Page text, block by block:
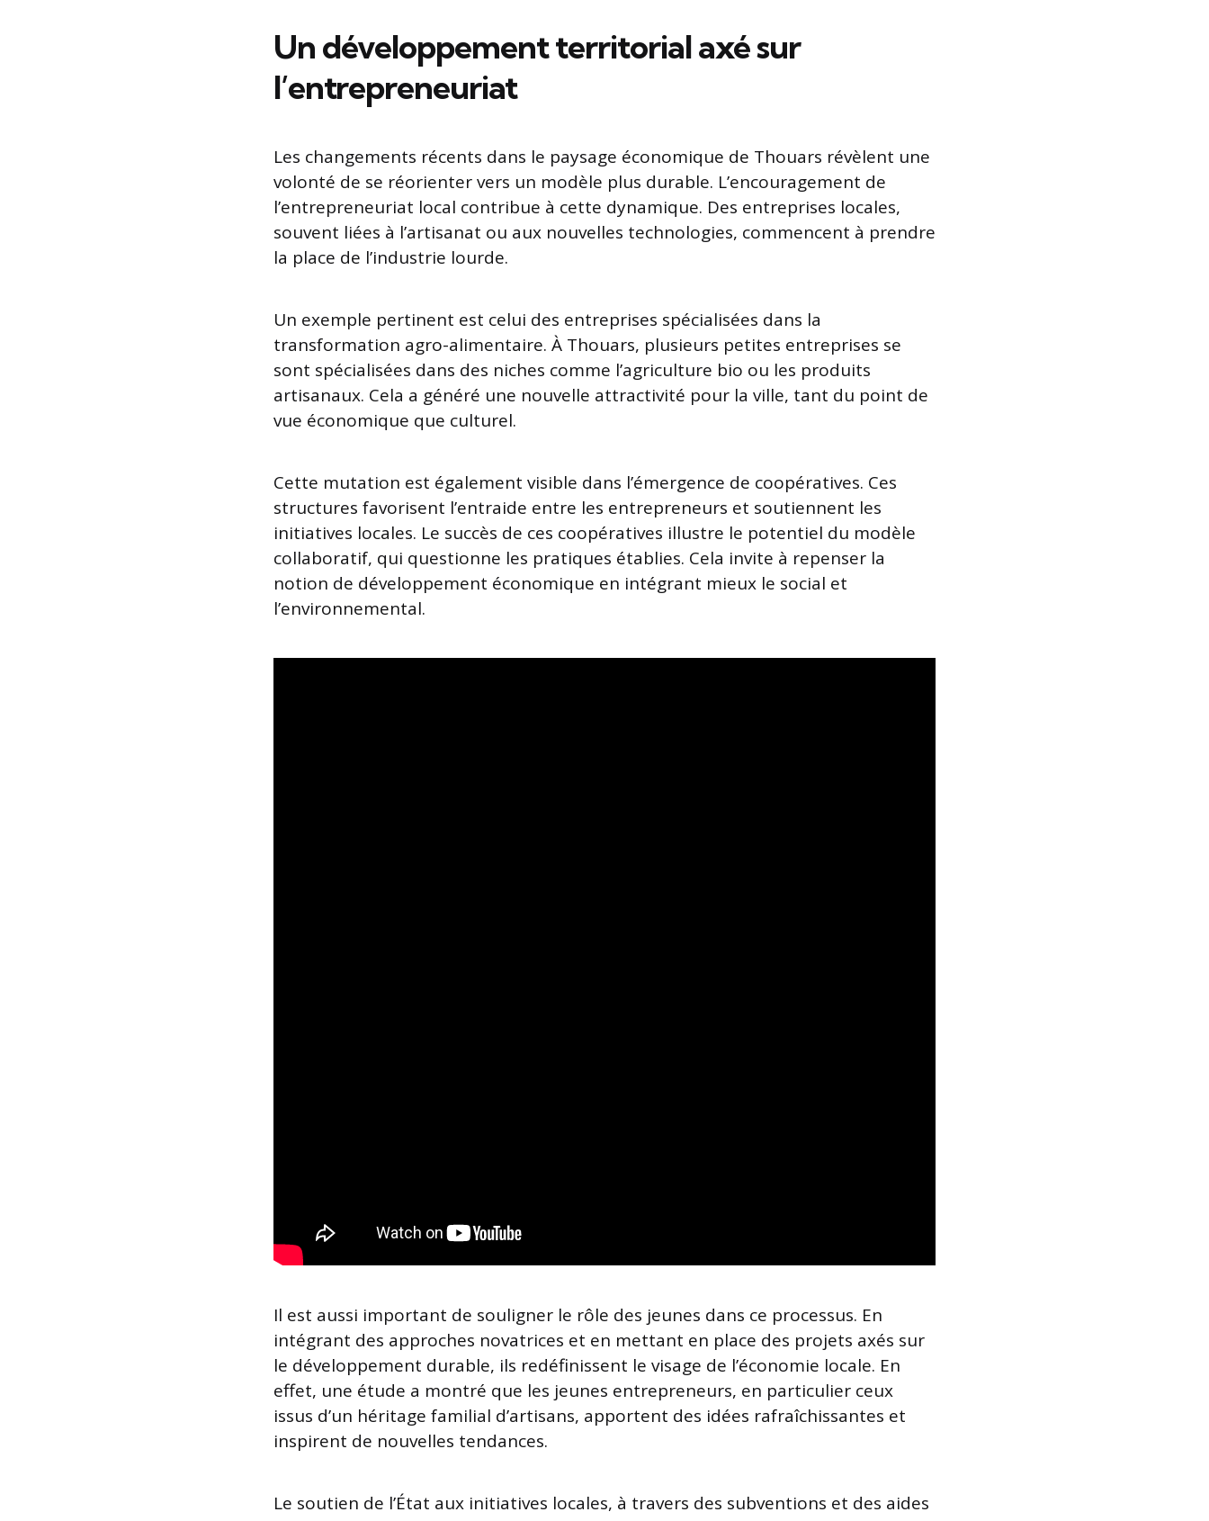
Un développement territorial axé sur
l’entrepreneuriat
Les changements récents dans le paysage économique de Thouars révèlent une
volonté de se réorienter vers un modèle plus durable. L’encouragement de
l’entrepreneuriat local contribue à cette dynamique. Des entreprises locales,
souvent liées à l’artisanat ou aux nouvelles technologies, commencent à prendre
la place de l’industrie lourde.
Un exemple pertinent est celui des entreprises spécialisées dans la
transformation agro-alimentaire. À Thouars, plusieurs petites entreprises se
sont spécialisées dans des niches comme l’agriculture bio ou les produits
artisanaux. Cela a généré une nouvelle attractivité pour la ville, tant du point de
vue économique que culturel.
Cette mutation est également visible dans l’émergence de coopératives. Ces
structures favorisent l’entraide entre les entrepreneurs et soutiennent les
initiatives locales. Le succès de ces coopératives illustre le potentiel du modèle
collaboratif, qui questionne les pratiques établies. Cela invite à repenser la
notion de développement économique en intégrant mieux le social et
l’environnemental.
Il est aussi important de souligner le rôle des jeunes dans ce processus. En
intégrant des approches novatrices et en mettant en place des projets axés sur
le développement durable, ils redéfinissent le visage de l’économie locale. En
effet, une étude a montré que les jeunes entrepreneurs, en particulier ceux
issus d’un héritage familial d’artisans, apportent des idées rafraîchissantes et
inspirent de nouvelles tendances.
Le soutien de l’État aux initiatives locales, à travers des subventions et des aides